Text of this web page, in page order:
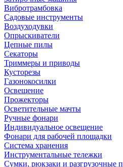
Вибротрамбовка
Садовые инструменты
Воздуходувки
Опрыскиватели
Цепные пилы
Секаторы
Триммеры и приводы
Кусторезы
Газонокосилки
Освещение
Прожекторы
Осветительные мачты
Ручные фонари
Индивидуальное освещение
Фонари для рабочей площадки
Система хранения
Инструментальные тележки
Сумки, рюкзаки и разгрузочные